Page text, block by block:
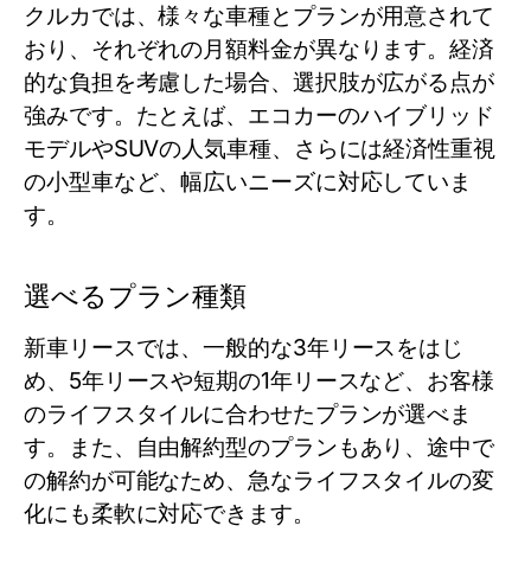
クルカでは、様々な車種とプランが用意されて
おり、それぞれの月額料金が異なります。経済
的な負担を考慮した場合、選択肢が広がる点が
強みです。たとえば、エコカーのハイブリッド
モデルやSUVの人気車種、さらには経済性重視
の小型車など、幅広いニーズに対応していま
す。
選べるプラン種類
新車リースでは、一般的な3年リースをはじ
め、5年リースや短期の1年リースなど、お客様
のライフスタイルに合わせたプランが選べま
す。また、自由解約型のプランもあり、途中で
の解約が可能なため、急なライフスタイルの変
化にも柔軟に対応できます。